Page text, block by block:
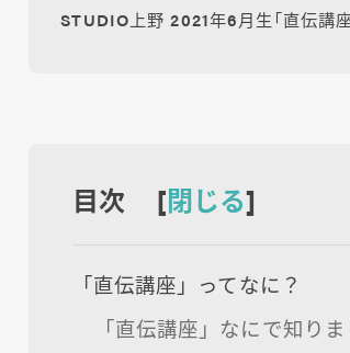
STUDIO上野 2021年6月生「直伝講座
目次 [閉じる]
「直伝講座」ってなに？
「直伝講座」なにで知り